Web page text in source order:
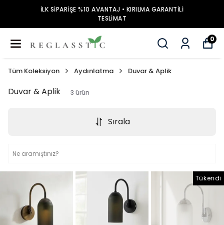
İLK SİPARİŞE %10 AVANTAJ • KIRILMA GARANTİLİ
TESLİMAT
0
Tüm Koleksiyon Aydınlatma Duvar & Aplik
Duvar & Aplik 3 ürün
Sırala
Tükendi